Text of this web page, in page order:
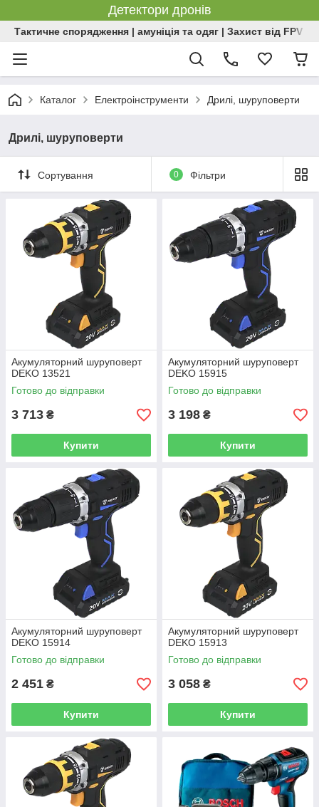
Детектори дронів
Тактичне спорядження | амуніція та одяг | Захист від FPV |
Каталог Електроінструменти Дрилі, шуруповерти
Дрилі, шуруповерти
Сортування 0 Фільтри
Акумуляторний шуруповерт
DEKO 13521
Готово до відправки
3 713 ₴
Купити
Акумуляторний шуруповерт
DEKO 15915
Готово до відправки
3 198 ₴
Купити
Акумуляторний шуруповерт
DEKO 15914
Готово до відправки
2 451 ₴
Купити
Акумуляторний шуруповерт
DEKO 15913
Готово до відправки
3 058 ₴
Купити